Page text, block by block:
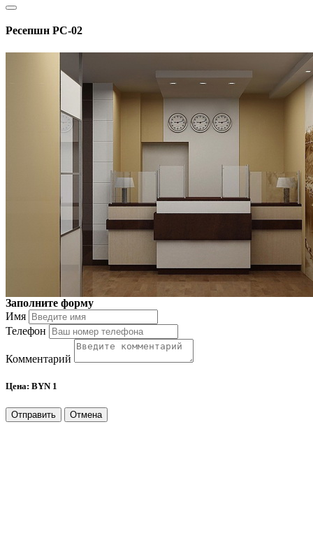
Ресепшн РС-02
Заполните форму
Имя
Телефон
Комментарий
Цена: BYN 1
Отправить Отмена